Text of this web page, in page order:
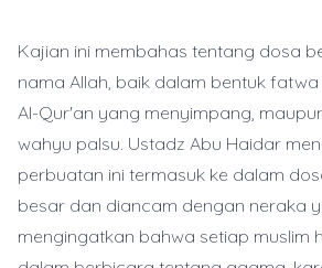
Kajian ini membahas tentang dosa
nama Allah, baik dalam bentuk
Al-Qur'an yang menyimpang,
wahyu palsu. Ustadz Abu Haidar
perbuatan ini termasuk ke dalam
besar dan diancam dengan neraka
mengingatkan bahwa setiap muslim